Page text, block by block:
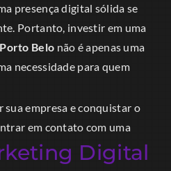
presença digital sólida se
Portanto, investir em uma
Belo não é apenas uma
necessidade para quem
sua empresa e conquistar o
em contato com uma
Digital